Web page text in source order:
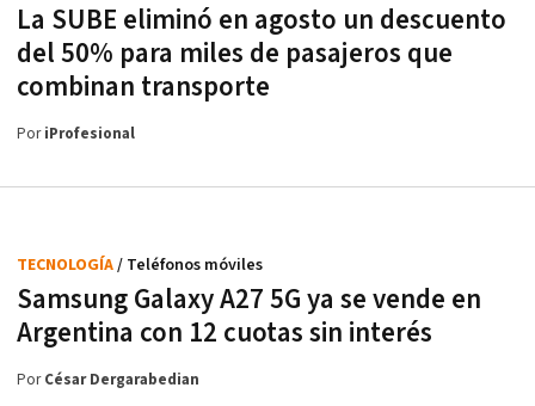
La SUBE eliminó en agosto un descuento
del 50% para miles de pasajeros que
combinan transporte
PoriProfesional
Samsung Galaxy A27 5G ya se vende en
Argentina con 12 cuotas sin interés
TECNOLOGÍA/ Teléfonos móviles
PorCésar Dergarabedian